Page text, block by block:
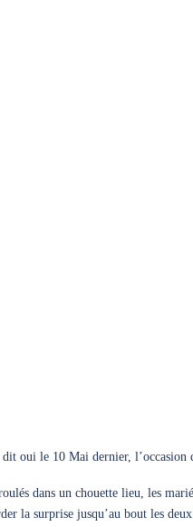
oui le 10 Mai dernier,
dans un chouette lieu, les
la surprise jusqu’au bout les